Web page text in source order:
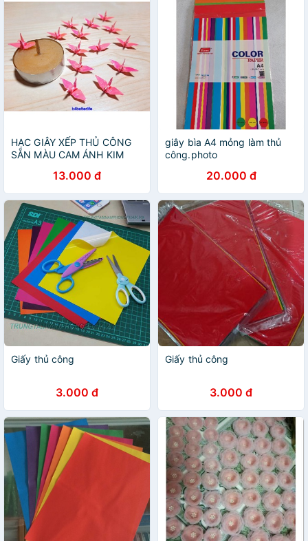
HẠC GIÂY XẾP THỦ CÔNG
SẴN MÀU CAM ÁNH KIM
13.000 đ
giây bìa A4 mỏng làm thủ
công.photo
20.000 đ
Giấy thủ công
3.000 đ
Giấy thủ công
3.000 đ